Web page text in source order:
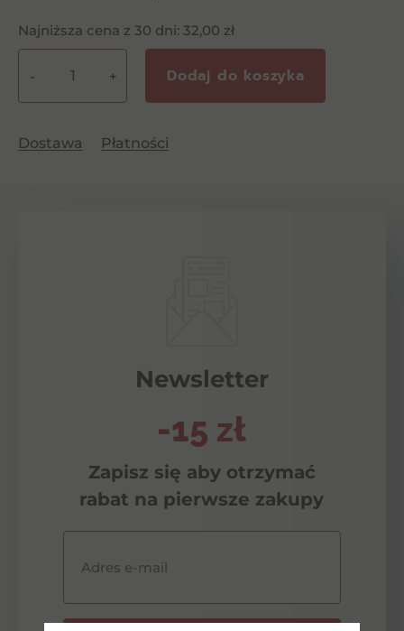
Najniższa cena z 30 dni: 32,00 zł
Porta
Reserva
- + Dodaj do koszyka
Dostawa Płatności
Newsletter
-15 zł
Zapisz się aby otrzymać
rabat na pierwsze zakupy
Adres e-mail